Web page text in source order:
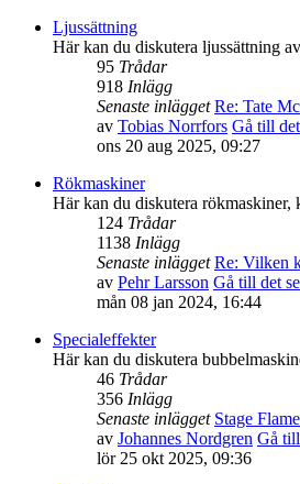
Ljussättning
Här kan du diskutera ljussättning
95 Trådar
918 Inlägg
Senaste inlägget Re: Tate
av Tobias Norrfors Gå till
ons 20 aug 2025, 09:27
Rökmaskiner
Här kan du diskutera rökmaskiner,
124 Trådar
1138 Inlägg
Senaste inlägget Re: Vilken
av Pehr Larsson Gå till det
mån 08 jan 2024, 16:44
Specialeffekter
Här kan du diskutera
46 Trådar
356 Inlägg
Senaste inlägget Stage
av Johannes Nordgren Gå
lör 25 okt 2025, 09:36